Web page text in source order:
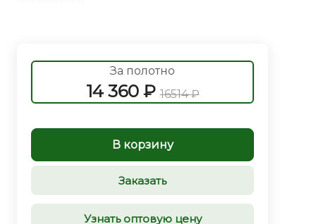
За полотно
14 360 ₽ 16514 ₽
В корзину
Заказать
Узнать оптовую цену